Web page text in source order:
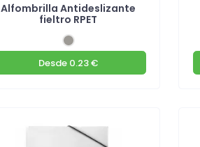
Alfombrilla Antideslizante
fieltro RPET
Desde 0.23 €